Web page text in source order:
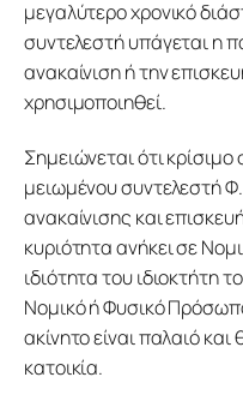
μεγαλύτερο χρονικό
συντελεστή υπάγεται η
ανακαίνιση ή την
χρησιμοποιηθεί.
Σημειώνεται ότι
μειωμένου συντελεστή
ανακαίνισης και
κυριότητα ανήκει σε
ιδιότητα του ιδιοκτήτη
Νομικό ή Φυσικό
ακίνητο είναι παλαιό
κατοικία.